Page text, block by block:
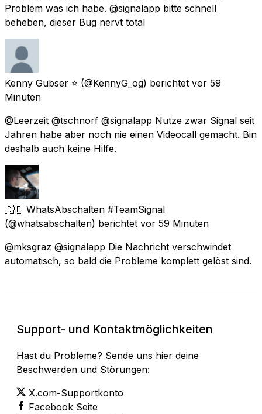
Problem was ich habe. @signalapp bitte schnell
beheben, dieser Bug nervt total
Kenny Gubser ⭐ (@KennyG_og) berichtet vor 59
Minuten
@Leerzeit @tschnorf @signalapp Nutze zwar Signal seit
Jahren habe aber noch nie einen Videocall gemacht. Bin
deshalb auch keine Hilfe.
🇩🇪 WhatsAbschalten #TeamSignal
(@whatsabschalten) berichtet vor 59 Minuten
@mksgraz @signalapp Die Nachricht verschwindet
automatisch, so bald die Probleme komplett gelöst sind.
Support- und Kontaktmöglichkeiten
Hast du Probleme? Sende uns hier deine
Beschwerden und Störungen:
X.com-Supportkonto
Facebook Seite